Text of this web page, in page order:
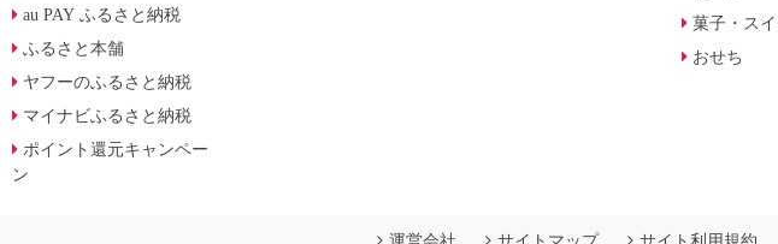
au PAY ふるさと納税
ふるさと本舗
ヤフーのふるさと納税
マイナビふるさと納税
ポイント還元キャンペー
ン
菓子・ス
おせち